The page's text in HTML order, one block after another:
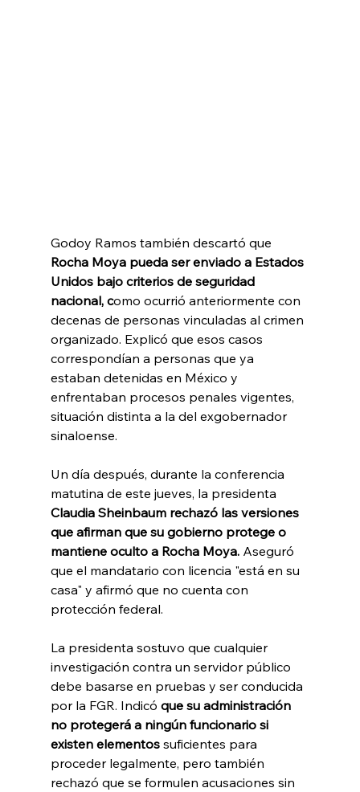
Godoy Ramos también descartó que
Rocha Moya pueda ser enviado a Estados
Unidos bajo criterios de seguridad
nacional, como ocurrió anteriormente con
decenas de personas vinculadas al crimen
organizado. Explicó que esos casos
correspondían a personas que ya
estaban detenidas en México y
enfrentaban procesos penales vigentes,
situación distinta a la del exgobernador
sinaloense.
Un día después, durante la conferencia
matutina de este jueves, la presidenta
Claudia Sheinbaum rechazó las versiones
que afirman que su gobierno protege o
mantiene oculto a Rocha Moya. Aseguró
que el mandatario con licencia "está en su
casa" y afirmó que no cuenta con
protección federal.
La presidenta sostuvo que cualquier
investigación contra un servidor público
debe basarse en pruebas y ser conducida
por la FGR. Indicó que su administración
no protegerá a ningún funcionario si
existen elementos suficientes para
proceder legalmente, pero también
rechazó que se formulen acusaciones sin